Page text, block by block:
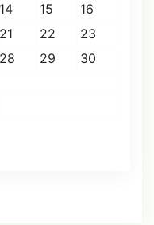
14 15
16
21 22
23
28 29
30